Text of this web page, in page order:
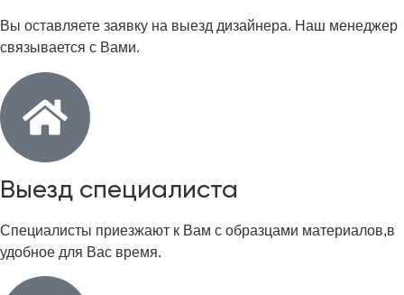
Вы оставляете заявку на выезд дизайнера. Наш менеджер
связывается с Вами.
Выезд специалиста
Специалисты приезжают к Вам с образцами материалов,в
удобное для Вас время.